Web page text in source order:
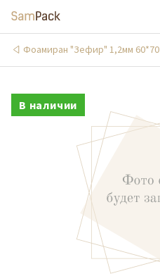
Фоамиран "Зефир" 1,2мм 60*70
В наличии